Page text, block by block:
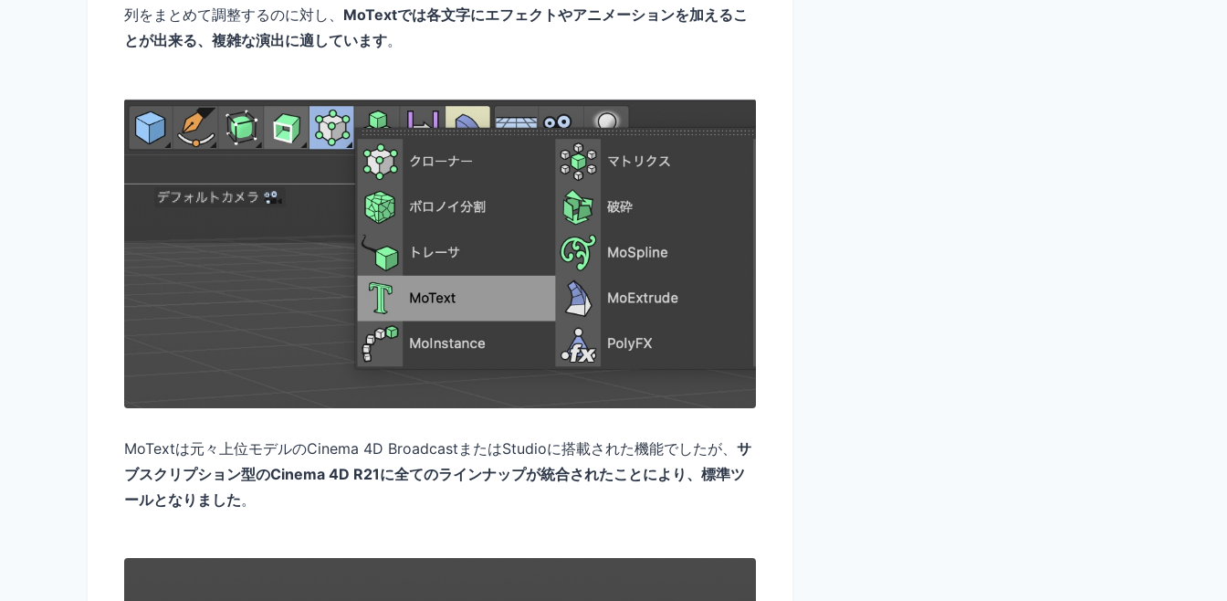
列をまとめて調整するのに対し、 MoTextでは各文字にエフェクトやアニメーションを加えるこ
とが出来る、複雑な演出に適しています。
MoTextは元々上位モデルのCinema 4D BroadcastまたはStudioに搭載された機能でしたが、 サ
ブスクリプション型のCinema 4D R21に全てのラインナップが統合されたことにより、標準ツ
ールとなりました。